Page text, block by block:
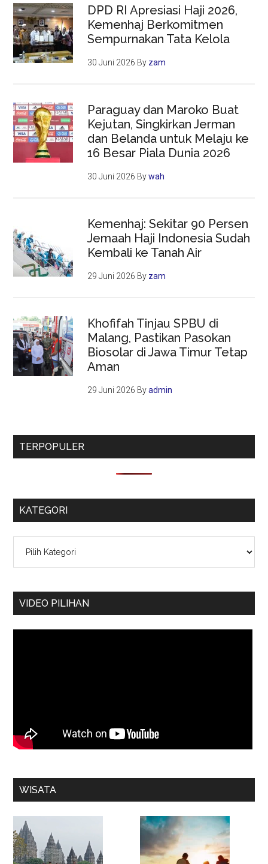
DPD RI Apresiasi Haji 2026,
Kemenhaj Berkomitmen
Sempurnakan Tata Kelola
30 Juni 2026 By zam
Paraguay dan Maroko Buat
Kejutan, Singkirkan Jerman
dan Belanda untuk Melaju ke
16 Besar Piala Dunia 2026
30 Juni 2026 Bywah
Kemenhaj: Sekitar 90 Persen
Jemaah Haji Indonesia Sudah
Kembali ke Tanah Air
29 Juni 2026 By zam
Khofifah Tinjau SPBU di
Malang, Pastikan Pasokan
Biosolar di Jawa Timur Tetap
Aman
29 Juni 2026 Byadmin
TERPOPULER
KATEGORI
VIDEO PILIHAN
WISATA